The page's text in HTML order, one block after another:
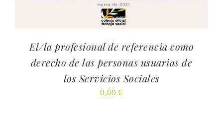
El/la profesional de referencia como
derecho de las personas usuarias de
los Servicios Sociales
0,00€